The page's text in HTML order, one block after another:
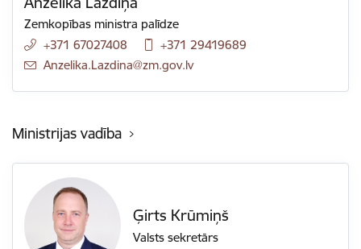
Zemkopības ministra palīdze
+371 67027408
+371 29419689
E-pasts:
Anzelika.Lazdina@zm.gov.lv
Ministrijas vadība
Ģirts Krūmiņš
Valsts sekretārs